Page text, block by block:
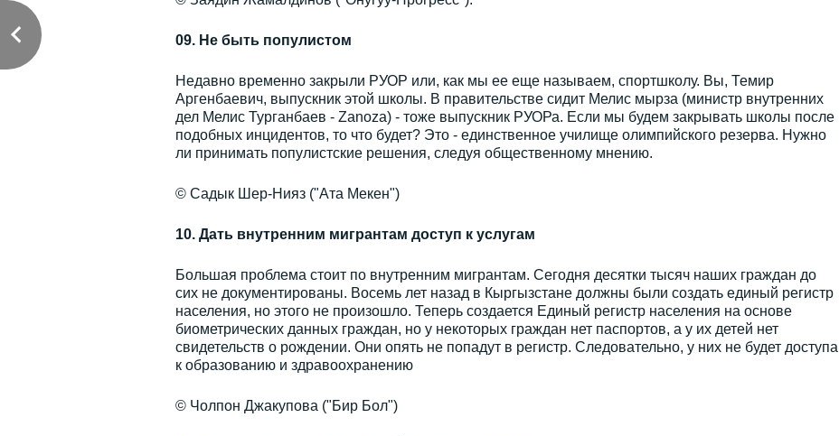
09. Не быть популистом
Недавно временно закрыли РУОР или, как мы ее еще называем, спортшколу. Вы, Темир
Аргенбаевич, выпускник этой школы. В правительстве сидит Мелис мырза (министр внутренних
дел Мелис Турганбаев - Zanoza) - тоже выпускник РУОРа. Если мы будем закрывать школы после
подобных инцидентов, то что будет? Это - единственное училище олимпийского резерва. Нужно
ли принимать популистские решения, следуя общественному мнению.
© Садык Шер-Нияз ("Ата Мекен")
10. Дать внутренним мигрантам доступ к услугам
Большая проблема стоит по внутренним мигрантам. Сегодня десятки тысяч наших граждан до
сих не документированы. Восемь лет назад в Кыргызстане должны были создать единый регистр
населения, но этого не произошло. Теперь создается Единый регистр населения на основе
биометрических данных граждан, но у некоторых граждан нет паспортов, а у их детей нет
свидетельств о рождении. Они опять не попадут в регистр. Следовательно, у них не будет доступа
к образованию и здравоохранению
© Чолпон Джакупова ("Бир Бол")